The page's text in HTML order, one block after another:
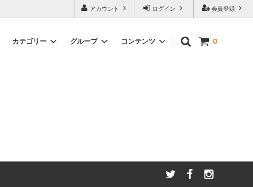
会員登録
ログイン
アカウント
0
カテゴリー グループ コンテンツ